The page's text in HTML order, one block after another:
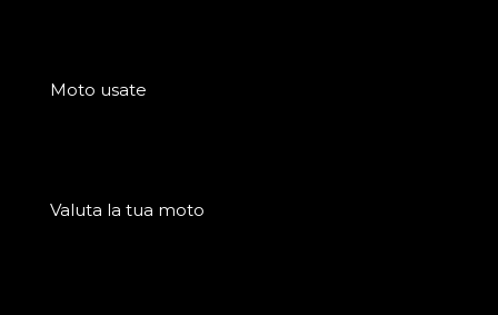
Moto usate
Valuta la tua moto